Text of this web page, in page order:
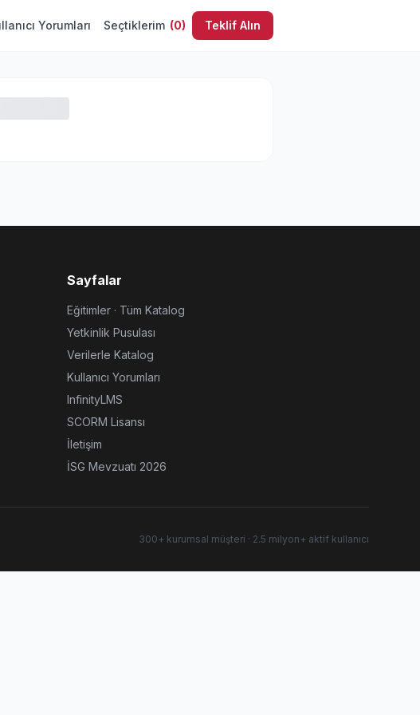
Yorumları Seçtiklerim (0) Teklif Alın
Sayfalar
Eğitimler · Tüm Katalog
Yetkinlik Pusulası
Verilerle Katalog
Kullanıcı Yorumları
InfinityLMS
SCORM Lisansı
İletişim
İSG Mevzuatı 2026
300+ kurumsal müşteri · 2.5 milyon+ aktif kullanıcı